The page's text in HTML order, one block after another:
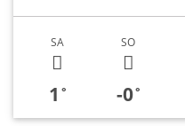
SA
1 °
SO
-0°